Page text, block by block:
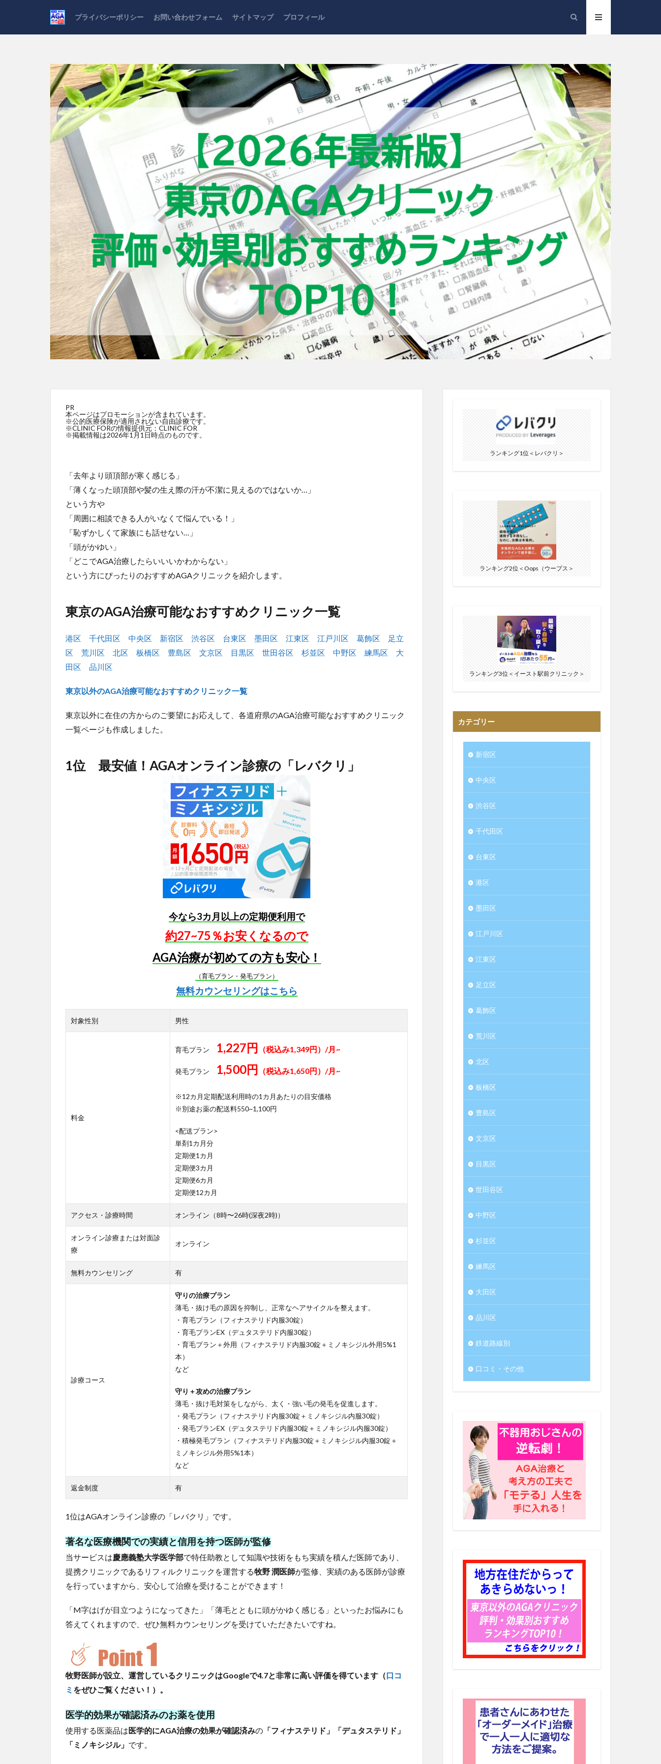
プライバシーポリシー お問い合わせフォーム サイトマップ プロフィール
PR
本ページはプロモーションが含まれています。
※公的医療保険が適用されない自由診療です。
※CLINIC FORの情報提供元：CLINIC FOR
※掲載情報は2026年1月1日時点のものです。
「去年より頭頂部が寒く感じる」
「薄くなった頭頂部や髪の生え際の汗が不潔に見えるのではないか…」
という方や
「周囲に相談できる人がいなくて悩んでいる！」
「恥ずかしくて家族にも話せない…」
「頭がかゆい」
「どこでAGA治療したらいいいかわからない」
という方にぴったりのおすすめAGAクリニックを紹介します。
東京のAGA治療可能なおすすめクリニック一覧
港区 千代田区 中央区 新宿区 渋谷区 台東区 墨田区 江東区 江戸川区 葛飾区
足立
区
荒川区 北区 板橋区 豊島区 文京区 目黒区 世田谷区 杉並区 中野区 練馬区
大
田区
品川区
東京以外のAGA治療可能なおすすめクリニック一覧
東京以外に在住の方からのご要望にお応えして、各道府県のAGA治療可能なおすすめクリニック
一覧ページも作成しました。
1位 最安値！AGAオンライン診療の「レバクリ」
今なら3カ月以上の定期便利用で
約27~75％お安くなるので
AGA治療が初めての方も安心！
（育毛プラン・発毛プラン）
無料カウンセリングはこちら
対象性別 男性
料金
育毛プラン 1,227円 （税込み1,349円）/月~
発毛プラン 1,500円 （税込み1,650円）/月~
※12カ月定期配送利用時の1カ月あたりの目安価格
※別途お薬の配送料550~1,100円
<配送プラン>
単剤1カ月分
定期便1カ月
定期便3カ月
定期便6カ月
定期便12カ月
アクセス・診療時間 オンライン（8時〜26時(深夜2時)）
オンライン診療または対面診
療
オンライン
無料カウンセリング 有
診療コース
守りの治療プラン
薄毛・抜け毛の原因を抑制し、正常なヘアサイクルを整えます。
・育毛プラン（フィナステリド内服30錠）
・育毛プランEX（デュタステリド内服30錠）
・育毛プラン＋外用（フィナステリド内服30錠＋ミノキシジル外用5%1
本）
など
守り＋攻めの治療プラン
薄毛・抜け毛対策をしながら、太く・強い毛の発毛を促進します。
・発毛プラン（フィナステリド内服30錠＋ミノキシジル内服30錠）
・発毛プランEX（デュタステリド内服30錠＋ミノキシジル内服30錠）
・積極発毛プラン（フィナステリド内服30錠＋ミノキシジル内服30錠＋
ミノキシジル外用5%1本）
など
返金制度 有
1位はAGAオンライン診療の「レバクリ」です。
著名な医療機関での実績と信用を持つ医師が監修
当サービスは慶應義塾大学医学部で特任助教として知識や技術をもち実績を積んだ医師であり、
提携クリニックであるリフィルクリニックを運営する牧野 潤医師が監修、実績のある医師が診療
を行っていますから、安心して治療を受けることができます！
「M字はげが目立つようになってきた」「薄毛とともに頭がかゆく感じる」といったお悩みにも
答えてくれますので、ぜひ無料カウンセリングを受けていただきたいですね。
牧野医師が設立、運営しているクリニックはGoogleで4.7と非常に高い評価を得ています（口コ
ミ をぜひご覧ください！）。
医学的効果が確認済みのお薬を使用
使用する医薬品は医学的にAGA治療の効果が確認済みの 「フィナステリド」「デュタステリド」
「ミノキシジル」 です。
ランキング1位＜レバクリ＞
ランキング2位＜Oops（ウープス＞
ランキング3位＜イースト駅前クリニック＞
カテゴリー
新宿区
中央区
渋谷区
千代田区
台東区
港区
墨田区
江戸川区
江東区
足立区
葛飾区
荒川区
北区
板橋区
豊島区
文京区
目黒区
世田谷区
中野区
杉並区
練馬区
大田区
品川区
鉄道路線別
口コミ・その他